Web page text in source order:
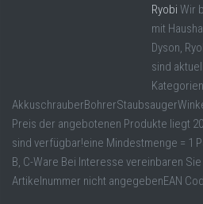
Ryobi Wir
mit
Dyson,
sind
Preis der angebotenen Produkte liegt
sind verfügbar!eine Mindestmenge = 1
B, C-Ware Bei Interesse vereinbaren
Artikelnummer nicht angegebenEAN